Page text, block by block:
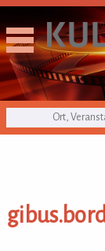
KULTURpur